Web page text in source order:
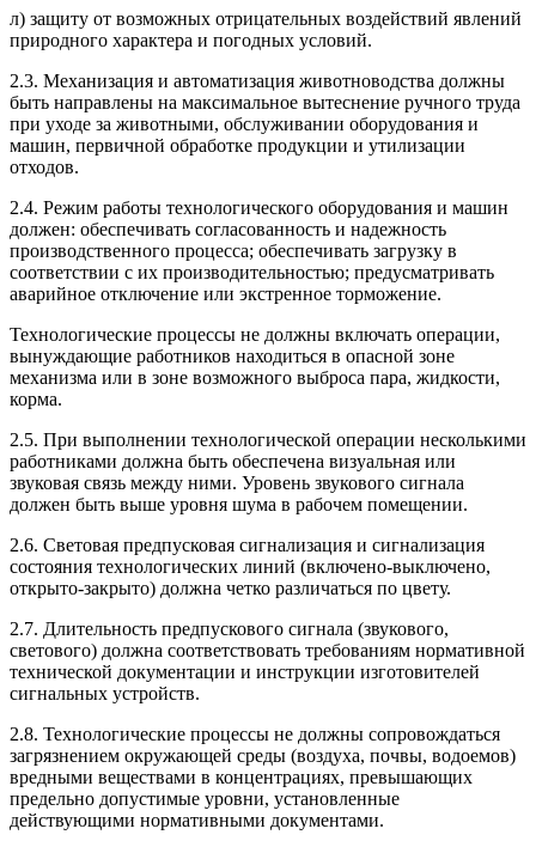
л) защиту от возможных отрицательных воздействий явлений
природного характера и погодных условий.
2.3. Механизация и автоматизация животноводства должны
быть направлены на максимальное вытеснение ручного труда
при уходе за животными, обслуживании оборудования и
машин, первичной обработке продукции и утилизации
отходов.
2.4. Режим работы технологического оборудования и машин
должен: обеспечивать согласованность и надежность
производственного процесса; обеспечивать загрузку в
соответствии с их производительностью; предусматривать
аварийное отключение или экстренное торможение.
Технологические процессы не должны включать операции,
вынуждающие работников находиться в опасной зоне
механизма или в зоне возможного выброса пара, жидкости,
корма.
2.5. При выполнении технологической операции несколькими
работниками должна быть обеспечена визуальная или
звуковая связь между ними. Уровень звукового сигнала
должен быть выше уровня шума в рабочем помещении.
2.6. Световая предпусковая сигнализация и сигнализация
состояния технологических линий (включено-выключено,
открыто-закрыто) должна четко различаться по цвету.
2.7. Длительность предпускового сигнала (звукового,
светового) должна соответствовать требованиям нормативной
технической документации и инструкции изготовителей
сигнальных устройств.
2.8. Технологические процессы не должны сопровождаться
загрязнением окружающей среды (воздуха, почвы, водоемов)
вредными веществами в концентрациях, превышающих
предельно допустимые уровни, установленные
действующими нормативными документами.